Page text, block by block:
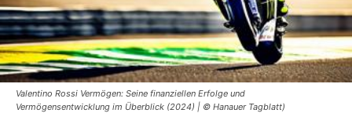
Valentino Rossi Vermögen: Seine finanziellen Erfolge und
Vermögensentwicklung im Überblick (2024) | © Hanauer Tagblatt)